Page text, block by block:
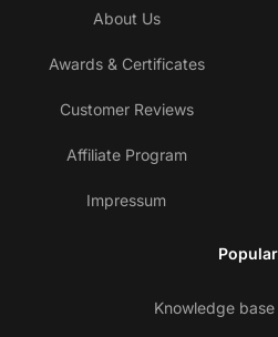
About Us
Awards & Certificates
Customer Reviews
Affiliate Program
Impressum
Popular
Knowledge